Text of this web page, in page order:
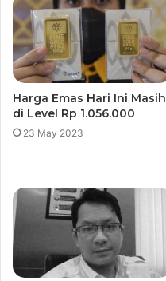
Harga Emas Hari Ini Masih
di Level Rp 1.056.000
23 May 2023